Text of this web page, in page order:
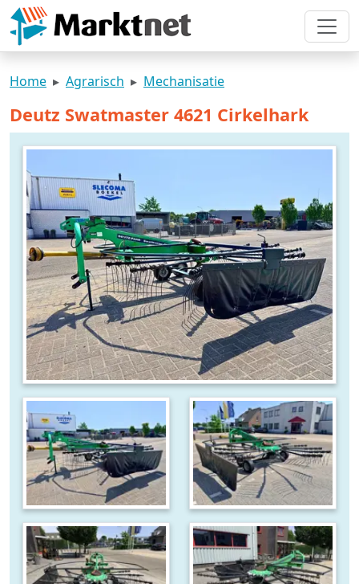
Home Agrarisch Mechanisatie
Deutz Swatmaster 4621 Cirkelhark